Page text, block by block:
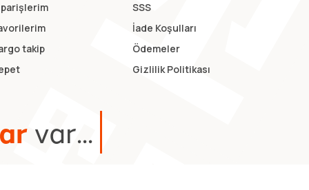
takip
SSS
İade Koşulları
Ödemeler
Gizlilik Politikası
arvar...